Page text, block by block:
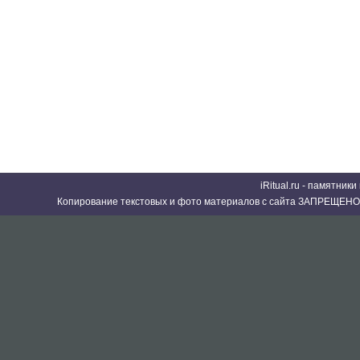
iRitual.ru -
Копирование текстовых и фото материалов с сайта